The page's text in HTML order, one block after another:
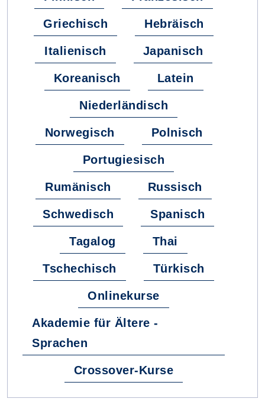
Griechisch Hebräisch
Italienisch Japanisch
Koreanisch Latein
Niederländisch
Norwegisch Polnisch
Portugiesisch
Rumänisch Russisch
Schwedisch Spanisch
Tagalog Thai
Tschechisch Türkisch
Onlinekurse
Akademie für Ältere -
Sprachen
Crossover-Kurse